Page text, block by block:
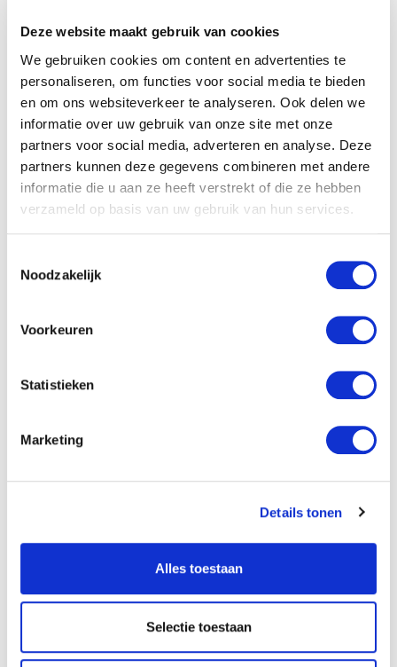
Deze website maakt gebruik van cookies
We gebruiken cookies om content en advertenties te
personaliseren, om functies voor social media te bieden
en om ons websiteverkeer te analyseren. Ook delen we
informatie over uw gebruik van onze site met onze
partners voor social media, adverteren en analyse. Deze
partners kunnen deze gegevens combineren met andere
informatie die u aan ze heeft verstrekt of die ze hebben
verzameld op basis van uw gebruik van hun services.
Noodzakelijk
Voorkeuren
Statistieken
Marketing
Details tonen
Alles toestaan
Selectie toestaan
Werkgevers waarderen praktijkervaring
meer dan alleen certificaten.
Hoe vind je als lasser werk
bij AB Midden
Nederland?
Bij AB Midden Nederland helpen we lassers
door persoonlijke begeleiding en eerlijke
arbeidsrelaties. We bieden zowel tijdelijke
investeren in de ontwikkeling van onze
verschillende sectoren waar lassers nodig
zijn: bouw, industrie, scheepsbouw en
ervaring kennen we de markt goed en
echt bij je passen.
Het sollicitatieproces begint met een